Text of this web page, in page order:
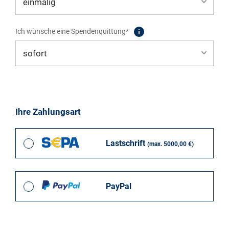
Ich wünsche eine Spendenquittung*
Ihre Zahlungsart
Lastschrift (max. 5000,00 €)
PayPal